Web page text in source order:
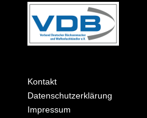
Kontakt
Datenschutzerklärung
Impressum